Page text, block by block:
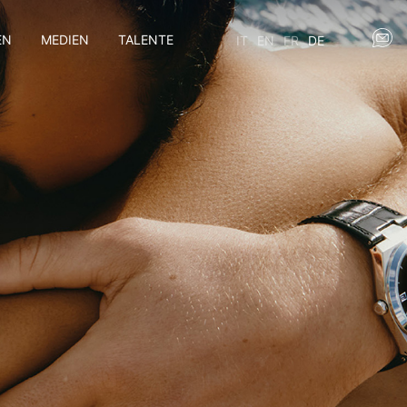
MEDIEN TALENTE IT EN FR DE